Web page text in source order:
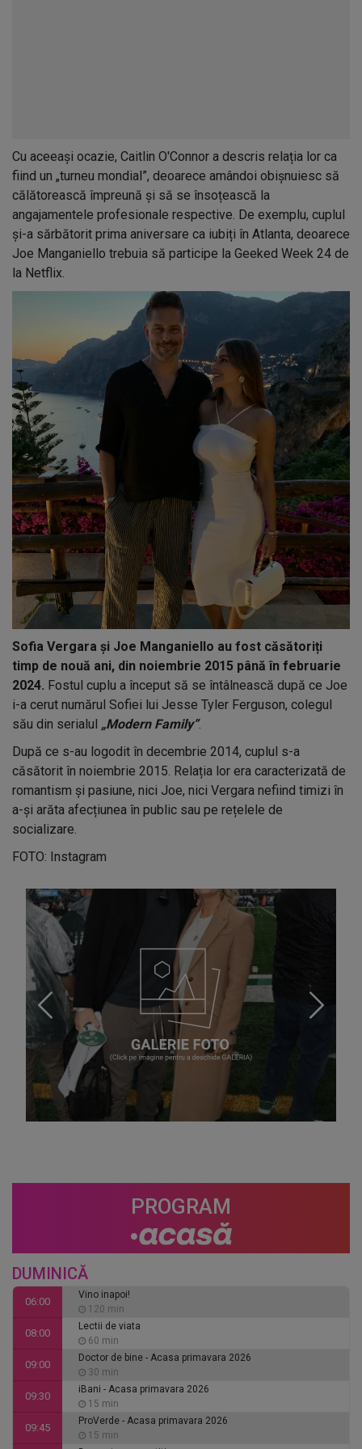
Cu aceeași ocazie, Caitlin O'Connor a descris relația lor ca
fiind un „turneu mondial”, deoarece amândoi obișnuiesc să
călătorească împreună și să se însoțească la
angajamentele profesionale respective. De exemplu, cuplul
și-a sărbătorit prima aniversare ca iubiți în Atlanta, deoarece
Joe Manganiello trebuia să participe la Geeked Week 24 de
la Netflix.
Sofia Vergara și Joe Manganiello au fost căsătoriți
timp de nouă ani, din noiembrie 2015 până în februarie
2024. Fostul cuplu a început să se întâlnească după ce Joe
i-a cerut numărul Sofiei lui Jesse Tyler Ferguson, colegul
său din serialul „Modern Family”.
După ce s-au logodit în decembrie 2014, cuplul s-a
căsătorit în noiembrie 2015. Relația lor era caracterizată de
romantism și pasiune, nici Joe, nici Vergara nefiind timizi în
a-și arăta afecțiunea în public sau pe rețelele de
socializare.
FOTO: Instagram
PROGRAM
DUMINICĂ
06:00
Vino inapoi!
120 min
08:00
Lectii de viata
60 min
09:00
Doctor de bine - Acasa primavara 2026
30 min
09:30
iBani - Acasa primavara 2026
15 min
09:45
ProVerde - Acasa primavara 2026
15 min